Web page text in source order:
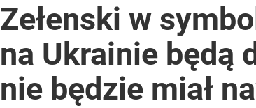
Zełenski w
na Ukrainie będą
nie będzie miał